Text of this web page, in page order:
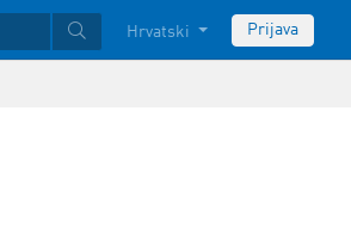
Hrvatski Prijava